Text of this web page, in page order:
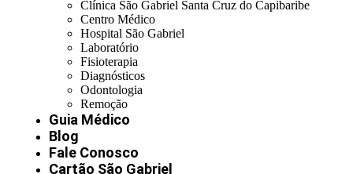
Clínica São Gabriel Santa Cruz do Capibaribe
Centro Médico
Hospital São Gabriel
Laboratório
Fisioterapia
Diagnósticos
Odontologia
Remoção
Guia Médico
Blog
Fale Conosco
Cartão São Gabriel